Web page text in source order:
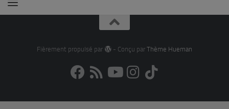
Fièrement propulsé par - Conçu par Thème Hueman